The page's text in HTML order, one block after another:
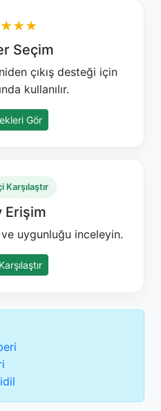
Seçim
çıkış desteği için
kullanılır.
Gör
Karşılaştır
Erişim
ve uygunluğu inceleyin.